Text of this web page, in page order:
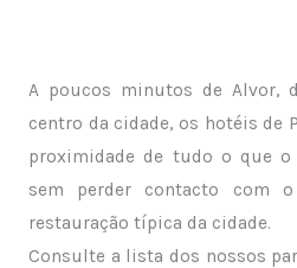
A poucos minutos de Alvor,
centro da cidade, os hotéis de
proximidade de tudo o que
sem perder contacto com
restauração típica da cidade.
Consulte a lista dos nossos